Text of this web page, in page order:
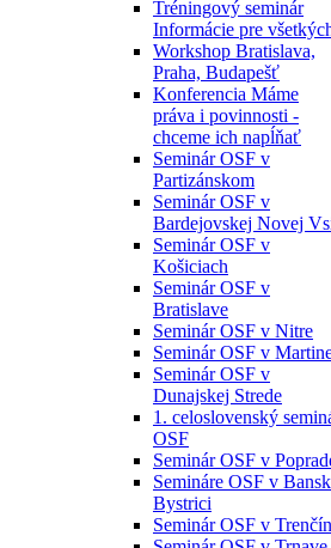
Tréningový seminár
Informácie pre
Workshop Bratislava,
Praha, Budapešť
Konferencia Máme
práva i povinnosti -
chceme ich napĺňať
Seminár OSF v
Partizánskom
Seminár OSF v
Bardejovskej Novej
Seminár OSF v
Košiciach
Seminár OSF v
Bratislave
Seminár OSF v Nitre
Seminár OSF v
Seminár OSF v
Dunajskej Strede
1. celoslovenský
OSF
Seminár OSF v
Semináre OSF v
Bystrici
Seminár OSF v